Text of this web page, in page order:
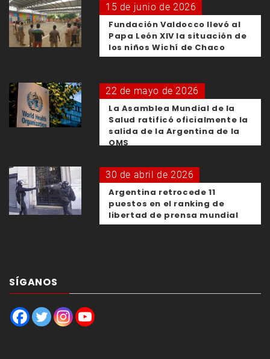
15 de junio de 2026
Fundación Valdocco llevó al
Papa León XIV la situación de
los niños Wichí de Chaco
22 de mayo de 2026
La Asamblea Mundial de la
Salud ratificó oficialmente la
salida de la Argentina de la
OMS
30 de abril de 2026
Argentina retrocede 11
puestos en el ranking de
libertad de prensa mundial
SÍGANOS